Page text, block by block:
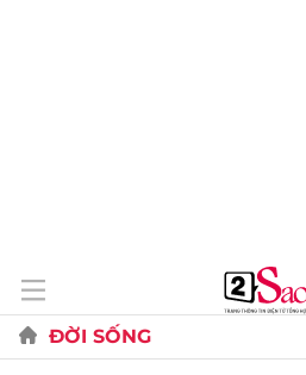
ĐỜI SỐNG